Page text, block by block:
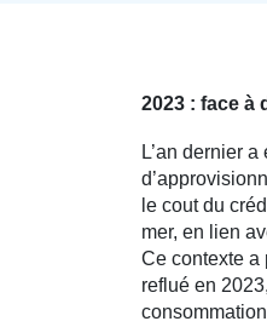
2023 : face à
L’an dernier
le cout du
mer, en lien
Ce contexte a
reflué en